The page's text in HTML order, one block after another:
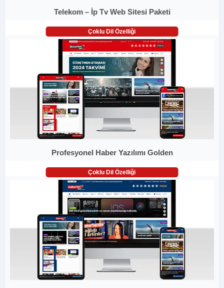
Telekom – İp Tv Web Sitesi Paketi
Çoklu Dil Özelliği
Profesyonel Haber Yazılımı Golden
Çoklu Dil Özelliği